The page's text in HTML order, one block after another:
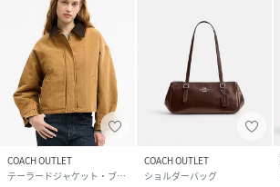
COACH OUTLET
テーラードジャケット・ブレザー
COACH OUTLET
ショルダーバッグ